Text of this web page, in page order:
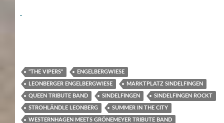
"THE VIPERS" ENGELBERGWIESE
LEONBERGER ENGELBERGWIESE MARKTPLATZ SINDELFINGEN
QUEEN TRIBUTE BAND SINDELFINGEN SINDELFINGEN ROCKT
STROHLÄNDLE LEONBERG SUMMER IN THE CITY
WESTERNHAGEN MEETS GRÖNEMEYER TRIBUTE BAND